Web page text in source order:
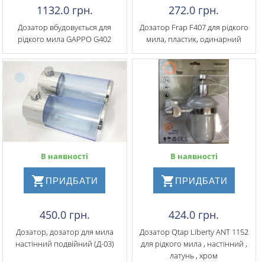
1132.0 грн.
Дозатор вбудовується для
рідкого мила GAPPO G402
272.0 грн.
Дозатор Frap F407 для рідкого
мила, пластик, одинарний
В наявності
ПРИДБАТИ
450.0 грн.
Дозатор, дозатор для мила
настінний подвійний (Д-03)
В наявності
ПРИДБАТИ
424.0 грн.
Дозатор Qtap Liberty ANT 1152
для рідкого мила , настінний ,
латунь , хром